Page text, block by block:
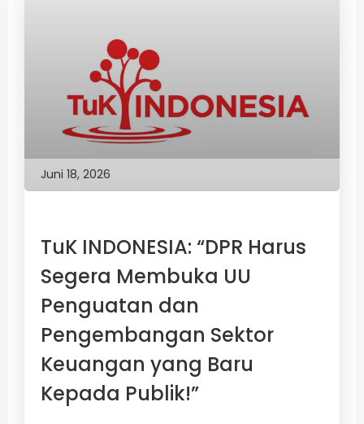
Juni 18, 2026
TuK INDONESIA: “DPR Harus
Segera Membuka UU
Penguatan dan
Pengembangan Sektor
Keuangan yang Baru
Kepada Publik!”